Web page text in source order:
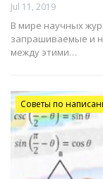
Jul 11, 2019
В мире научных
запрашиваемые и
между этими…
Советы по